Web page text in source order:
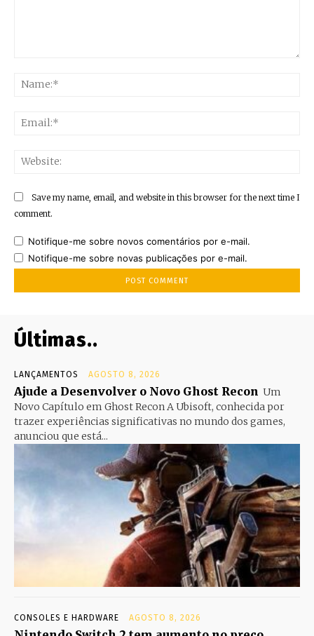
Save my name, email, and website in this browser for the next time I
comment.
Notifique-me sobre novos comentários por e-mail.
Notifique-me sobre novas publicações por e-mail.
Últimas..
LANÇAMENTOS AGOSTO 8, 2026
Ajude a Desenvolver o Novo Ghost Recon Um
Novo Capítulo em Ghost Recon A Ubisoft, conhecida por
trazer experiências significativas no mundo dos games,
anunciou que está...
CONSOLES E HARDWARE AGOSTO 8, 2026